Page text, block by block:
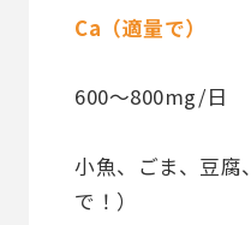
Ca（適量で）
600〜800mg/日
小魚、ごま、豆腐
で！）